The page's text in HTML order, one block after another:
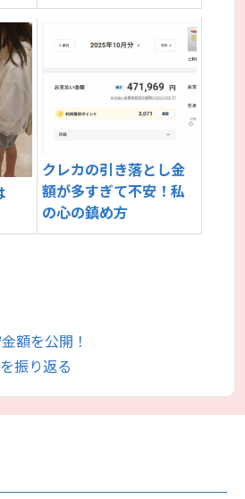
クレカの引き落とし金
額が多すぎて不安！私
の心の鎮め方
額を公開！
振り返る